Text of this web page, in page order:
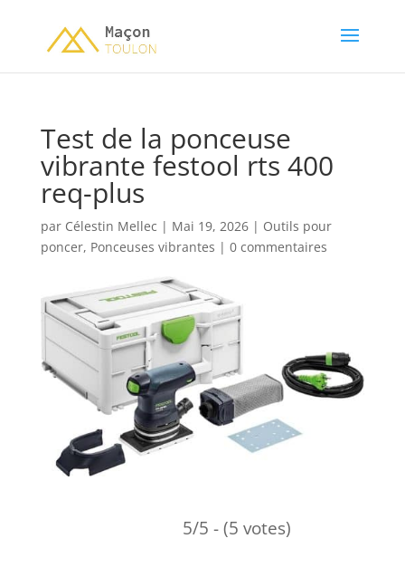
Test de la ponceuse
vibrante festool rts 400
req-plus
par Célestin Mellec | Mai 19, 2026| Outils pour
poncer, Ponceuses vibrantes | 0 commentaires
5/5 - (5 votes)